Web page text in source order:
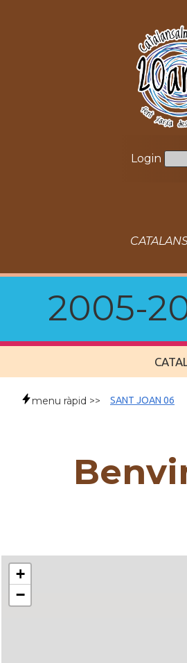
Login
2005-
menu ràpid >> SANT JOAN 06
+
−